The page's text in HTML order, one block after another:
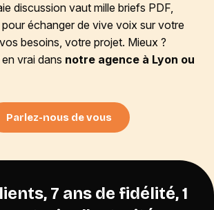
discussion vaut mille briefs PDF,
échanger de vive voix sur votre
besoins, votre projet. Mieux ?
vrai dans notre agence à Lyon ou
Parlez-nous de vous
7 ans de fidélité, 1